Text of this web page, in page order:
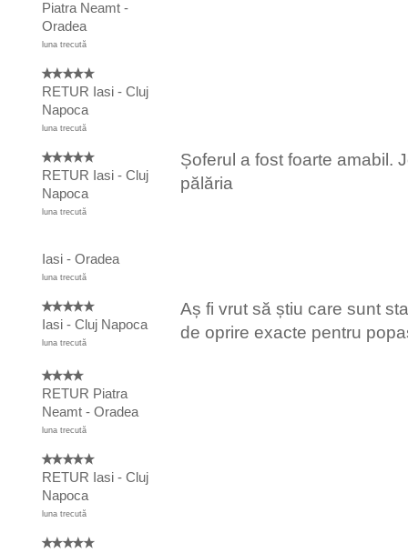
Piatra Neamt -
Oradea
luna trecută
RETUR Iasi - Cluj
Napoca
luna trecută
RETUR Iasi - Cluj
Napoca
luna trecută
Șoferul a fost foarte amabil.
pălăria
Iasi - Oradea
luna trecută
Iasi - Cluj Napoca
luna trecută
Aș fi vrut să știu care sunt
de oprire exacte pentru
RETUR Piatra
Neamt - Oradea
luna trecută
RETUR Iasi - Cluj
Napoca
luna trecută